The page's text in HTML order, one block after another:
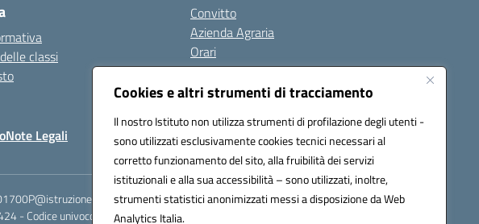
Cookies e altri strumenti di tracciamento
Il nostro Istituto non utilizza strumenti di profilazione degli utenti -
sono utilizzati esclusivamente cookies tecnici necessari al
corretto funzionamento del sito, alla fruibilità dei servizi
istituzionali e alla sua accessibilità – sono utilizzati, inoltre,
strumenti statistici anonimizzati messi a disposizione da Web
Analytics Italia.
classi
Convitto
Azienda Agraria
Orari
Contatti
Privacy Policy
Note Legali Seguici su:
- PEC: anis01700P@pec.istruzione.it
- Codice univoco fatturazione elettronica (CUF): UFBMDS